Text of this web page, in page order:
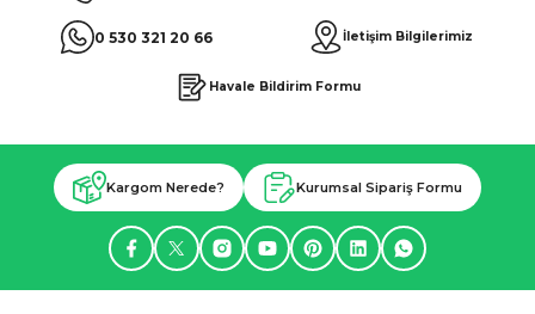
0 530 321 20 66 İletişim Bilgilerimiz
Havale Bildirim Formu
Kargom Nerede? Kurumsal Sipariş Formu